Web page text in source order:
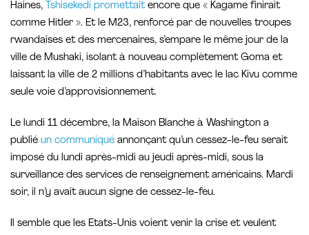
Haines, Tshisekedi promettaitencore que « Kagame finirait
comme Hitler ». Et le M23, renforcé par de nouvelles troupes
rwandaises et des mercenaires, s’empare le même jour de la
ville de Mushaki, isolant à nouveau complètement Goma et
laissant la ville de 2 millions d’habitants avec le lac Kivu comme
seule voie d’approvisionnement.
Le lundi 11 décembre, la Maison Blanche à Washington a
publié un communiqué annonçant qu’un cessez-le-feu serait
imposé du lundi après-midi au jeudi après-midi, sous la
surveillance des services de renseignement américains. Mardi
soir, il n’y avait aucun signe de cessez-le-feu.
Il semble que les Etats-Unis voient venir la crise et veulent